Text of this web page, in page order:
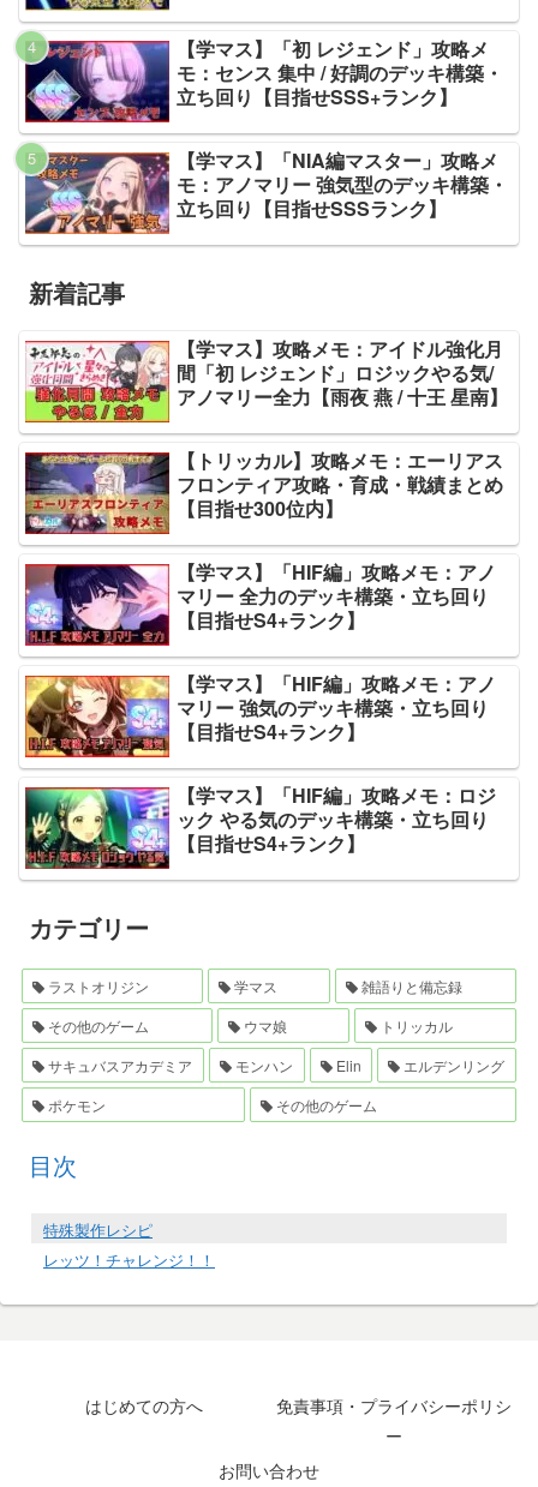
【学マス】「初 レジェンド」攻略メ
モ：センス 集中 / 好調のデッキ構築・
立ち回り【目指せSSS+ランク】
【学マス】「NIA編マスター」攻略メ
モ：アノマリー 強気型のデッキ構築・
立ち回り【目指せSSSランク】
新着記事
【学マス】攻略メモ：アイドル強化月
間「初 レジェンド」ロジックやる気/
アノマリー全力【雨夜 燕 / 十王 星南】
【トリッカル】攻略メモ：エーリアス
フロンティア攻略・育成・戦績まとめ
【目指せ300位内】
【学マス】「HIF編」攻略メモ：アノ
マリー 全力のデッキ構築・立ち回り
【目指せS4+ランク】
【学マス】「HIF編」攻略メモ：アノ
マリー 強気のデッキ構築・立ち回り
【目指せS4+ランク】
【学マス】「HIF編」攻略メモ：ロジ
ック やる気のデッキ構築・立ち回り
【目指せS4+ランク】
カテゴリー
ラストオリジン 学マス
雑語りと備忘録
その他のゲーム
ウマ娘
トリッカル
サキュバスアカデミア
モンハン Elin
エルデンリング
ポケモン
その他のゲーム
目次
特殊製作レシピ
レッツ！チャレンジ！！
はじめての方へ
免責事項・プライバシーポリシ
ー
お問い合わせ